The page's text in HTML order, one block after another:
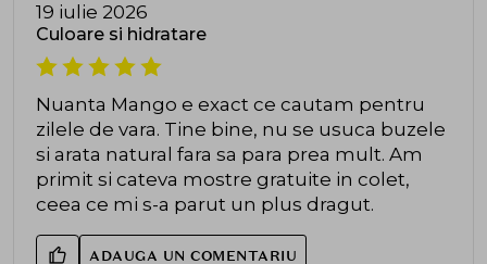
19 iulie 2026
Culoare si hidratare
Nuanta Mango e exact ce cautam pentru
zilele de vara. Tine bine, nu se usuca buzele
si arata natural fara sa para prea mult. Am
primit si cateva mostre gratuite in colet,
ceea ce mi s-a parut un plus dragut.
ADAUGA UN COMENTARIU